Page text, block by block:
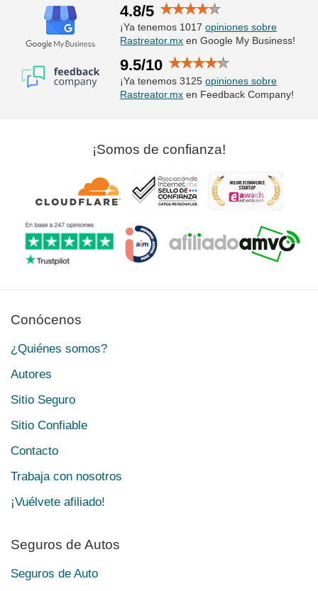
4.8/5
¡Ya tenemos 1017opiniones sobre
Rastreator.mx en Google My Business!
9.5/10
¡Ya tenemos 3125opiniones sobre
Rastreator.mx en Feedback Company!
¡Somos de confianza!
Conócenos
¿Quiénes somos?
Autores
Sitio Seguro
Sitio Confiable
Contacto
Trabaja con nosotros
¡Vuélvete afiliado!
Seguros de Autos
Seguros de Auto